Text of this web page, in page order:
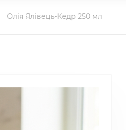
Олія Ялівець-Кедр 250 мл